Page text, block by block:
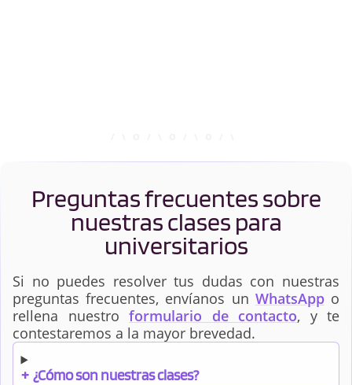
Preguntas frecuentes sobre
nuestras clases para
universitarios
Si no puedes resolver tus dudas con nuestras
preguntas frecuentes, envíanos un WhatsAppo
rellena nuestro formulario de contacto, y te
contestaremos a la mayor brevedad.
+ ¿Cómo son nuestras clases?